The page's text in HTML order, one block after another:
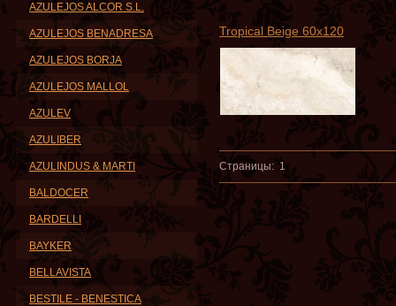
Tropical Beige 60x120
Страницы: 1
AZULEJOS ALCOR S.L.
AZULEJOS BENADRESA
AZULEJOS BORJA
AZULEJOS MALLOL
AZULEV
AZULIBER
AZULINDUS & MARTI
BALDOCER
BARDELLI
BAYKER
BELLAVISTA
BESTILE - BENESTICA